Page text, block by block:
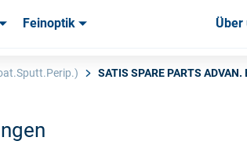
Feinoptik Über
SATIS SPARE PARTS ADVAN.